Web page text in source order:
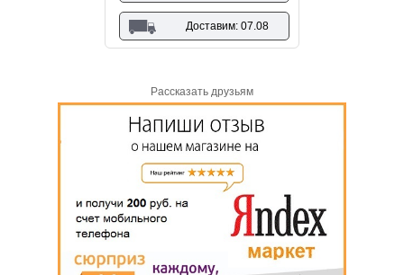
Доставим: 07.08
Рассказать друзьям